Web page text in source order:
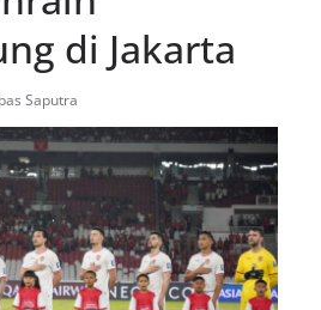
di Jakarta
Saputra